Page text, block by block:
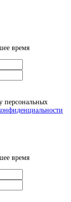
время
персональных
время